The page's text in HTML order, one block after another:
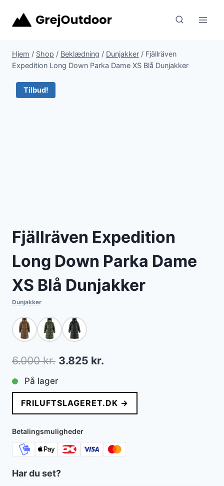
Hjem / Shop / Beklædning / Dunjakker / Fjällräven
Expedition Long Down Parka Dame XS Blå Dunjakker
Tilbud!
Fjällräven Expedition
Long Down Parka Dame
XS Blå Dunjakker
Dunjakker
6.000kr. Den
oprindelige
pris
var:
6.000 kr..
3.825 kr.
pris
er:
På lager
FRILUFTSLAGERET.DK →
Betalingsmuligheder
Har du set?